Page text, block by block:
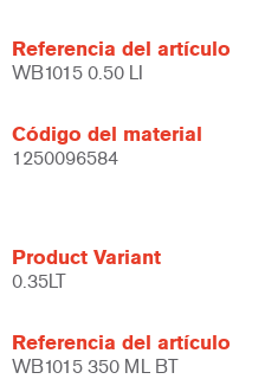
Referencia del artículo
WB1015 0.50 LI
Código del material
1250096584
Product Variant
0.35LT
Referencia del artículo
WB1015 350 ML BT